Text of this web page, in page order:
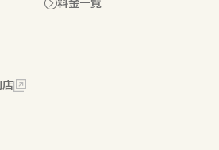
料金一覧
店